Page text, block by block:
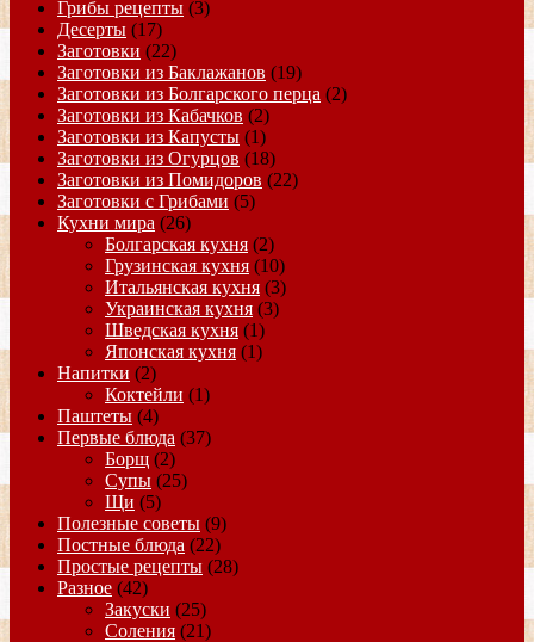
Грибы рецепты (3)
Десерты (17)
Заготовки (22)
Заготовки из Баклажанов (19)
Заготовки из Болгарского перца (2)
Заготовки из Кабачков (2)
Заготовки из Капусты (1)
Заготовки из Огурцов (18)
Заготовки из Помидоров (22)
Заготовки с Грибами (5)
Кухни мира (26)
Болгарская кухня (2)
Грузинская кухня (10)
Итальянская кухня (3)
Украинская кухня (3)
Шведская кухня (1)
Японская кухня (1)
Напитки (2)
Коктейли (1)
Паштеты (4)
Первые блюда (37)
Борщ (2)
Супы (25)
Щи (5)
Полезные советы (9)
Постные блюда (22)
Простые рецепты (28)
Разное (42)
Закуски (25)
Соления (21)